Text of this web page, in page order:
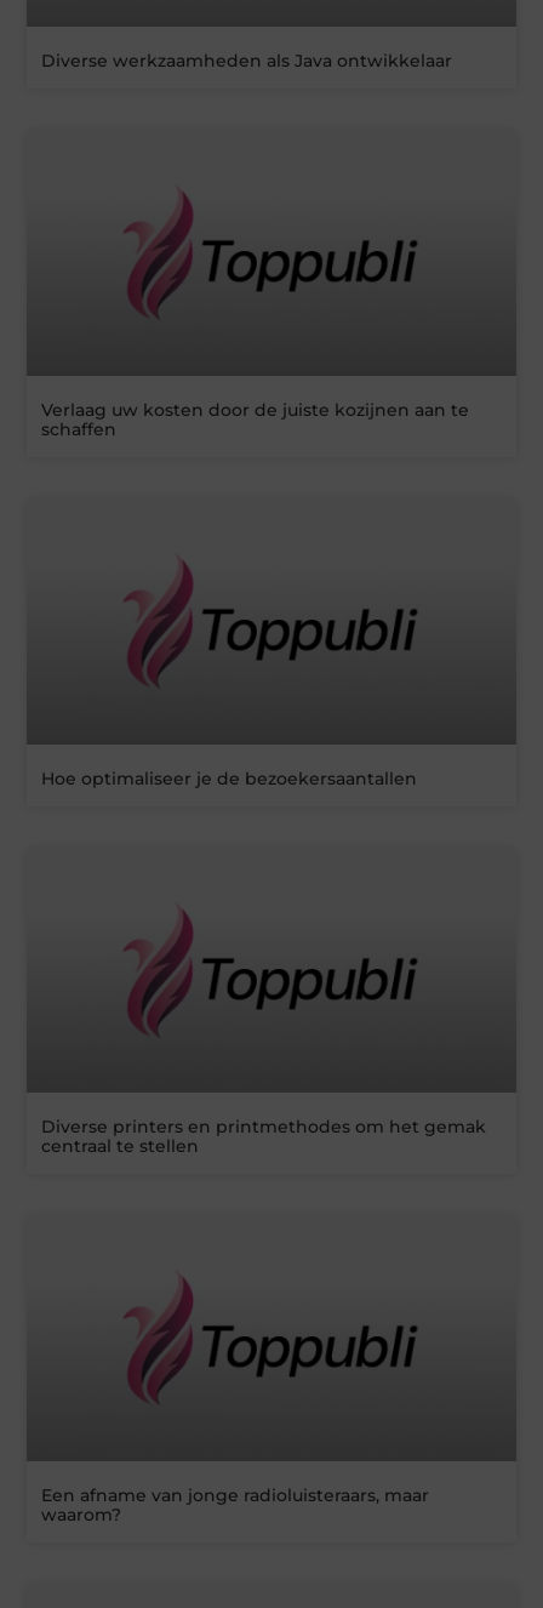
Diverse werkzaamheden als Java ontwikkelaar
Verlaag uw kosten door de juiste kozijnen aan te
schaffen
Hoe optimaliseer je de bezoekersaantallen
Diverse printers en printmethodes om het gemak
centraal te stellen
Een afname van jonge radioluisteraars, maar
waarom?